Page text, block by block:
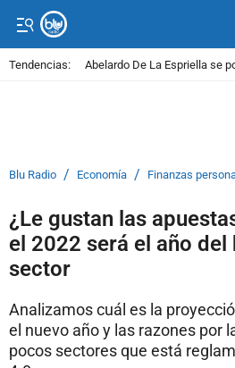
Tendencias: Abelardo De La Espriella se
Blu Radio / Economía / Finanzas
¿Le gustan las
el 2022 será el año
sector
Analizamos cuál es la
el nuevo año y las razones por
pocos sectores que está